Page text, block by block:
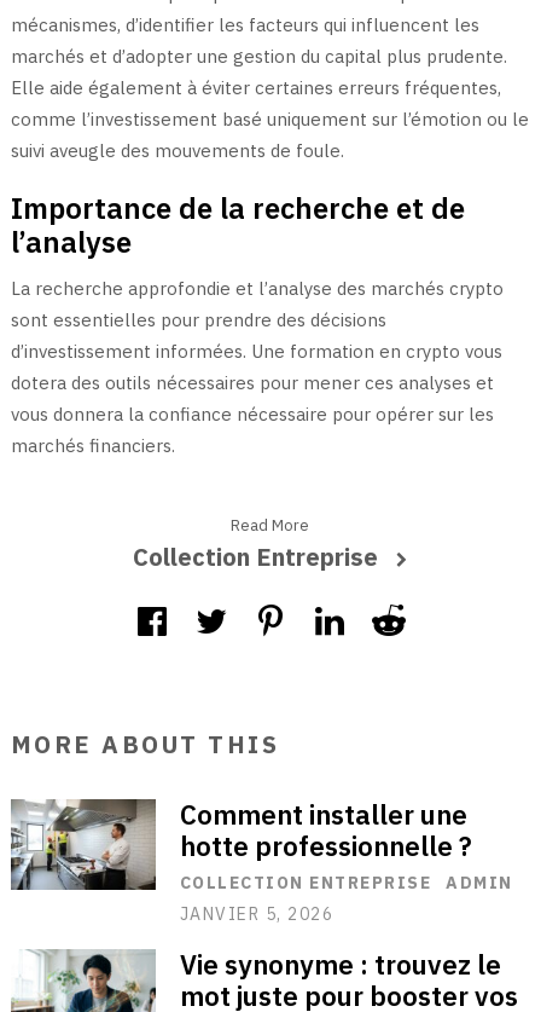
mécanismes, d’identifier les facteurs qui influencent les
marchés et d’adopter une gestion du capital plus prudente.
Elle aide également à éviter certaines erreurs fréquentes,
comme l’investissement basé uniquement sur l’émotion ou le
suivi aveugle des mouvements de foule.
Importance de la recherche et de
l’analyse
La recherche approfondie et l’analyse des marchés crypto
sont essentielles pour prendre des décisions
d’investissement informées. Une formation en crypto vous
dotera des outils nécessaires pour mener ces analyses et
vous donnera la confiance nécessaire pour opérer sur les
marchés financiers.
Read More
Collection Entreprise
MORE ABOUT THIS
Comment installer une
hotte professionnelle ?
COLLECTION ENTREPRISE
ADMIN
JANVIER 5, 2026
Vie synonyme : trouvez le
mot juste pour booster vos